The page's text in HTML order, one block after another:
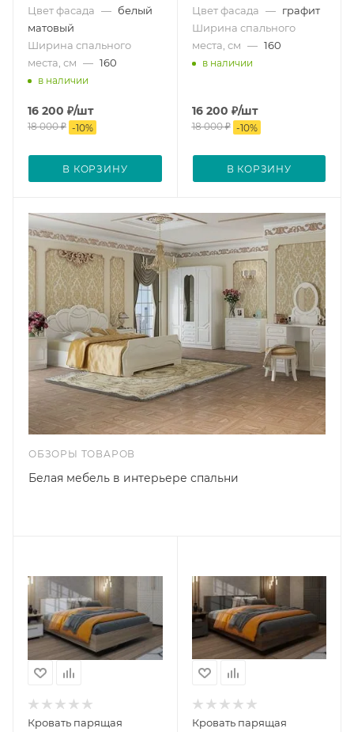
Цвет фасада — белый
матовый
Ширина спального
места, см — 160
в наличии
16 200 ₽/шт
18 000₽ -10%
В КОРЗИНУ
Цвет фасада — графит
Ширина спального
места, см — 160
в наличии
16 200 ₽/шт
18 000₽ -10%
В КОРЗИНУ
ОБЗОРЫ ТОВАРОВ
Белая мебель в интерьере спальни
Кровать парящая
Кровать парящая